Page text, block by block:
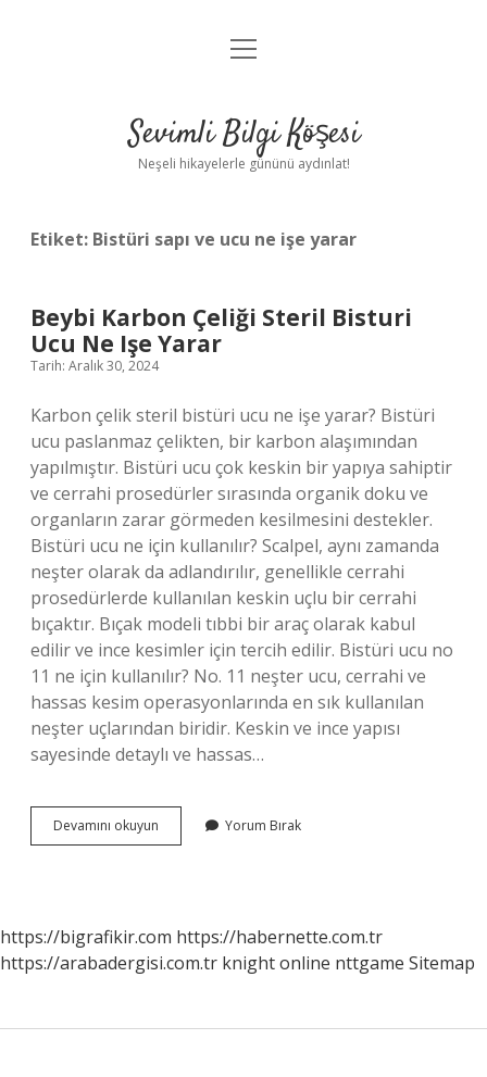
Anasayfa
Yasal Uyarı
menüyü
Sevimli Bilgi Köşesi
Neşeli hikayelerle gününü aydınlat!
Etiket: Bistüri sapı ve ucu ne işe yarar
Beybi Karbon Çeliği Steril Bisturi
Ucu Ne Işe Yarar
Tarih: Aralık 30, 2024
Karbon çelik steril bistüri ucu ne işe yarar? Bistüri
ucu paslanmaz çelikten, bir karbon alaşımından
yapılmıştır. Bistüri ucu çok keskin bir yapıya sahiptir
ve cerrahi prosedürler sırasında organik doku ve
organların zarar görmeden kesilmesini destekler.
Bistüri ucu ne için kullanılır? Scalpel, aynı zamanda
neşter olarak da adlandırılır, genellikle cerrahi
prosedürlerde kullanılan keskin uçlu bir cerrahi
bıçaktır. Bıçak modeli tıbbi bir araç olarak kabul
edilir ve ince kesimler için tercih edilir. Bistüri ucu no
11 ne için kullanılır? No. 11 neşter ucu, cerrahi ve
hassas kesim operasyonlarında en sık kullanılan
neşter uçlarından biridir. Keskin ve ince yapısı
sayesinde detaylı ve hassas…
Devamını okuyun
Karbon
Ne
Işe
Yorum Bırak
https://bigrafikir.com https://habernette.com.tr
https://arabadergisi.com.tr knight online nttgame Sitemap